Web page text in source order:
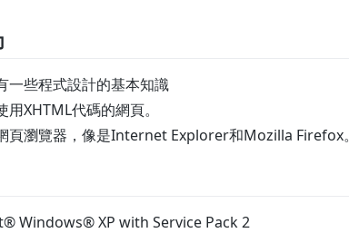
一些程式設計的基本知識
用XHTML代碼的網頁。
頁瀏覽器，像是Internet Explorer和Mozilla Firefox。
Windows® XP with Service Pack 2